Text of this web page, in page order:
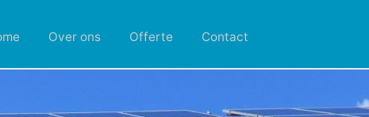
Over ons Offerte Contact